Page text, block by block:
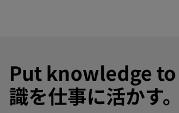
Put knowledge
識を仕事に活かす。